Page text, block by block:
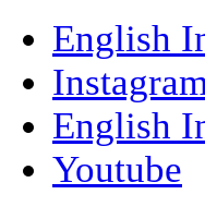
English
English
Youtube